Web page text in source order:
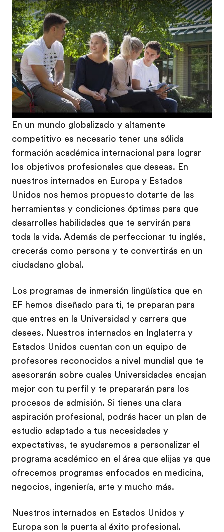
Play
En un mundo globalizado y altamente
competitivo es necesario tener una sólida
formación académica internacional para lograr
los objetivos profesionales que deseas. En
nuestros internados en Europa y Estados
Unidos nos hemos propuesto dotarte de las
herramientas y condiciones óptimas para que
desarrolles habilidades que te servirán para
toda la vida. Además de perfeccionar tu inglés,
crecerás como persona y te convertirás en un
ciudadano global.
Los programas de inmersión lingüística que en
EF hemos diseñado para ti, te preparan para
que entres en la Universidad y carrera que
desees. Nuestros internados en Inglaterra y
Estados Unidos cuentan con un equipo de
profesores reconocidos a nivel mundial que te
asesorarán sobre cuales Universidades encajan
mejor con tu perfil y te prepararán para los
procesos de admisión. Si tienes una clara
aspiración profesional, podrás hacer un plan de
estudio adaptado a tus necesidades y
expectativas, te ayudaremos a personalizar el
programa académico en el área que elijas ya que
ofrecemos programas enfocados en medicina,
negocios, ingeniería, arte y mucho más.
Nuestros internados en Estados Unidos y
Europa son la puerta al éxito profesional.